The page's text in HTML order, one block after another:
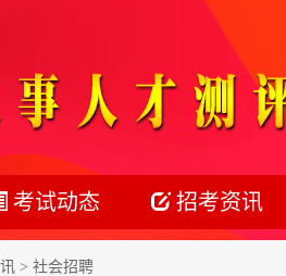
考试动态
最新动态
招考资讯
> 社会招聘